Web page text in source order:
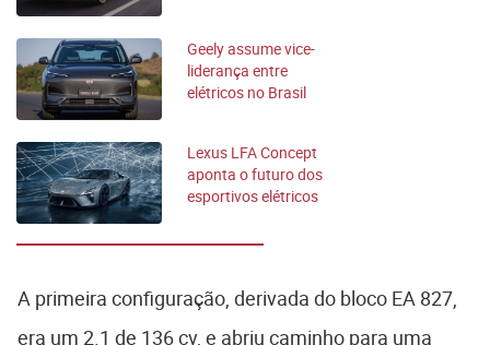
Geely assume vice-
liderança entre
elétricos no Brasil
Lexus LFA Concept
aponta o futuro dos
esportivos elétricos
A primeira configuração, derivada do bloco EA 827,
era um 2.1 de 136 cv, e abriu caminho para uma